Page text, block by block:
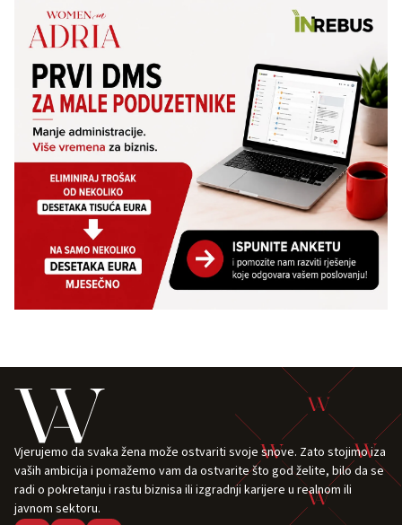
Vjerujemo da svaka žena može ostvariti svoje snove. Zato stojimo iza
vaših ambicija i pomažemo vam da ostvarite što god želite, bilo da se
radi o pokretanju i rastu biznisa ili izgradnji karijere u realnom ili
javnom sektoru.